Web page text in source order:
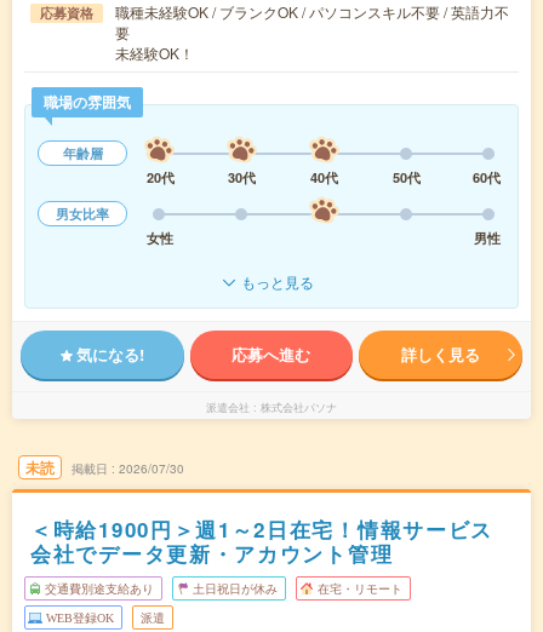
応募資格
職種未経験OK / ブランクOK / パソコンスキル不要 / 英語力不
要
未経験OK！
職場の雰囲気
年齢層
20代
30代 40代 50代
60代
男女比率
女性
男性
もっと見る
気になる! 応募へ進む 詳しく見る
派遣会社 株式会社パソナ
未読 掲載日 2026/07/30
＜時給1900円＞週1～2日在宅！情報サービス
会社でデータ更新・アカウント管理
交通費別途支給あり 土日祝日が休み 在宅・リモート
WEB登録OK 派遣